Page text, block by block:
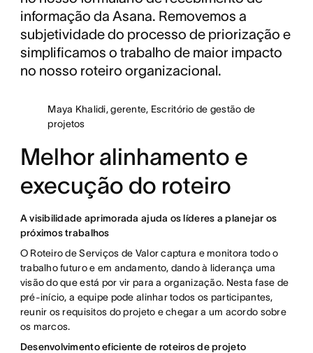
informação da Asana. Removemos a
subjetividade do processo de priorização e
simplificamos o trabalho de maior impacto
no nosso roteiro organizacional.
Maya Khalidi, gerente, Escritório de gestão de
projetos
Melhor alinhamento e
execução do roteiro
A visibilidade aprimorada ajuda os líderes a planejar os
próximos trabalhos
O Roteiro de Serviços de Valor captura e monitora todo o
trabalho futuro e em andamento, dando à liderança uma
visão do que está por vir para a organização. Nesta fase de
pré-início, a equipe pode alinhar todos os participantes,
reunir os requisitos do projeto e chegar a um acordo sobre
os marcos.
Desenvolvimento eficiente de roteiros de projeto